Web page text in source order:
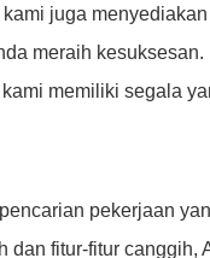
juga
meraih
memiliki segala
pekerjaan
dan fitur-fitur canggih,